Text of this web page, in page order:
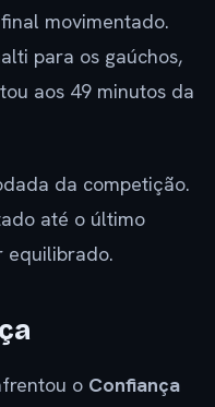
movimentado.
para os gaúchos,
aos 49 minutos da
da competição.
até o último
equilibrado.
o Confiança